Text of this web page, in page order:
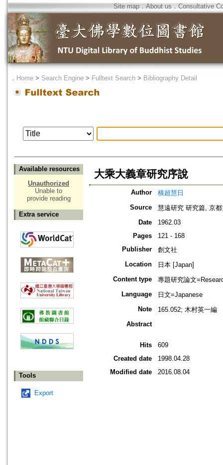
Site map．About us ． Consultative
． Home > Search Engine > Fulltext Search > Bibliography Detail
Available resources
Unauthorized
Unable to
provide reading
Extra service
Tools
Export
大乘大義章研究序說
Author
横超慧日
Source
慧遠研究 研究篇, 京
Date
1962.03
Pages
121 - 168
Publisher
創文社
Location
日本 [Japan]
Content type
專題研究論文
Language
日文=Japanese
Note
165.052; 木村英一編
Abstract
Hits
609
Created date
1998.04.28
Modified date
2016.08.04